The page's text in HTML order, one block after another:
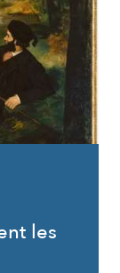
les